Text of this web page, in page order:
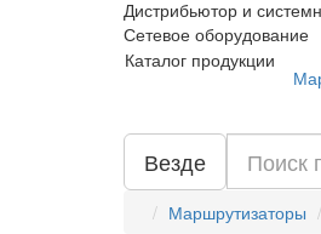
Дистрибьютор и
Сетевое оборудование
Каталог продукции
Везде
Маршрутизаторы